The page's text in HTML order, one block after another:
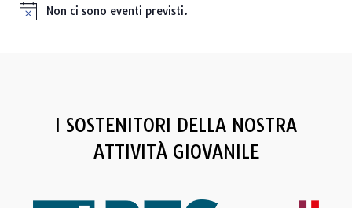
N
Non ci sono eventi previsti.
I SOSTENITORI DELLA NOSTRA
ATTIVITÀ GIOVANILE